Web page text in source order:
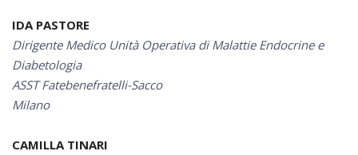
IDA PASTORE
Dirigente Medico Unità Operativa di Malattie Endocrine e
Diabetologia
ASST Fatebenefratelli-Sacco
Milano
CAMILLA TINARI